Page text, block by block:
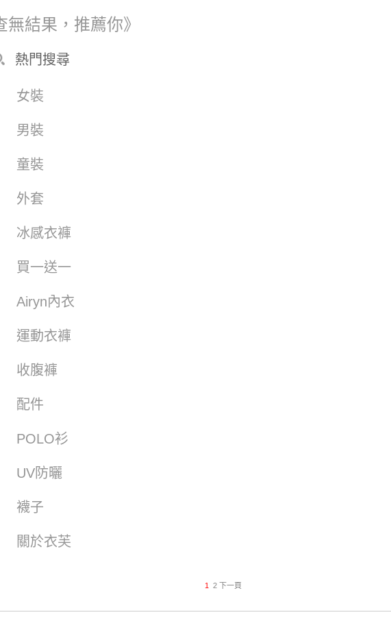
無結果，推薦你》
熱門搜尋
女裝
男裝
童裝
外套
冰感衣褲
買一送一
Airyn內衣
運動衣褲
收腹褲
配件
POLO衫
UV防曬
襪子
關於衣芙
1 2下一頁